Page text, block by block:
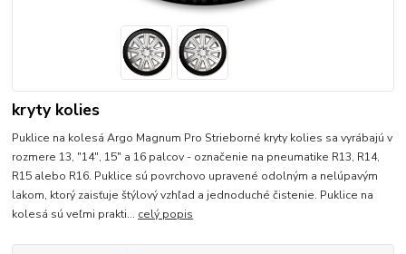
kryty kolies
Puklice na kolesá Argo Magnum Pro Strieborné kryty kolies sa vyrábajú v
rozmere 13, "14", 15" a 16 palcov - označenie na pneumatike R13, R14,
R15 alebo R16. Puklice sú povrchovo upravené odolným a nelúpavým
lakom, ktorý zaisťuje štýlový vzhľad a jednoduché čistenie. Puklice na
kolesá sú veľmi prakti... celý popis